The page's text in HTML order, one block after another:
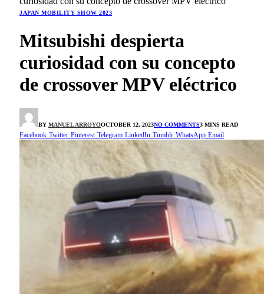
JAPAN MOBILITY SHOW 2023
Mitsubishi despierta
curiosidad con su concepto
de crossover MPV eléctrico
BY MANUEL ARROYOOCTOBER 12, 2023NO COMMENTS3 MINS READ
Facebook Twitter Pinterest Telegram LinkedIn Tumblr WhatsApp Email